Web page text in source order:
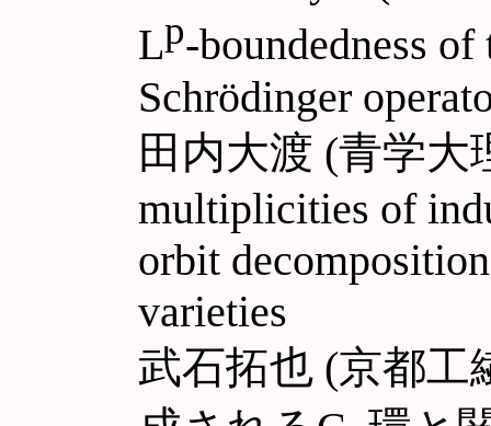
Lp-boundedness
Schrödinger
田内大渡 (青学大
multiplicities of
orbit
varieties
武石拓也 (京都工